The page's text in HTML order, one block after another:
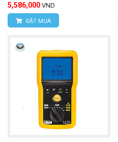
5,586,000 VND
ĐẶT MUA